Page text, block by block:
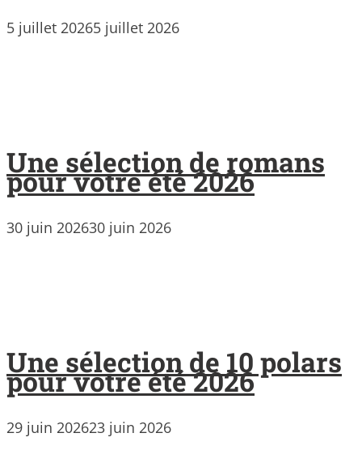
5 juillet 20265 juillet 2026
Une sélection de romans
pour votre été 2026
30 juin 202630 juin 2026
Une sélection de 10 polars
pour votre été 2026
29 juin 202623 juin 2026